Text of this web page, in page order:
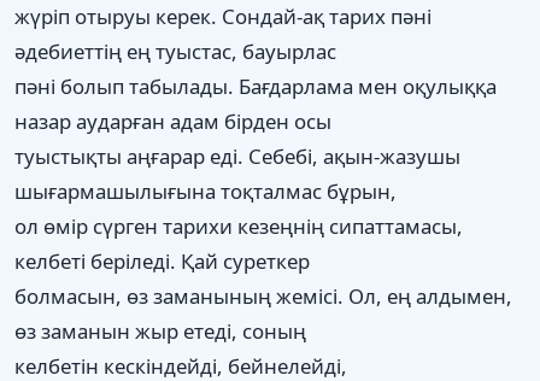
жүріп отыруы керек. Сондай-ақ тарих пәні
әдебиеттің ең туыстас, бауырлас
пәні болып табылады. Бағдарлама мен оқулыққа
назар аударған адам бірден осы
туыстықты аңғарар еді. Себебі, ақын-жазушы
шығармашылығына тоқталмас бұрын,
ол өмір сүрген тарихи кезеңнің сипаттамасы,
келбеті беріледі. Қай суреткер
болмасын, өз заманының жемісі. Ол, ең алдымен,
өз заманын жыр етеді, соның
келбетін кескіндейді, бейнелейді,